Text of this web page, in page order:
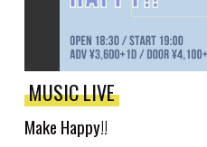
MUSIC LIVE
Make Happy!!